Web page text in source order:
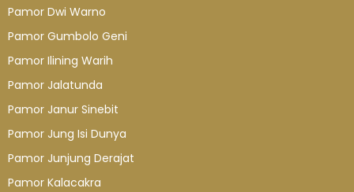
Pamor Dwi Warno
Pamor Gumbolo Geni
Pamor Ilining Warih
Pamor Jalatunda
Pamor Janur Sinebit
Pamor Jung Isi Dunya
Pamor Junjung Derajat
Pamor Kalacakra